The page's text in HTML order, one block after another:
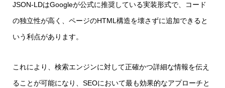
JSON-LDはGoogleが公式に推奨している実装形式で、コード
の独立性が高く、ページのHTML構造を壊さずに追加できると
いう利点があります。
これにより、検索エンジンに対して正確かつ詳細な情報を伝え
ることが可能になり、SEOにおいて最も効果的なアプローチと